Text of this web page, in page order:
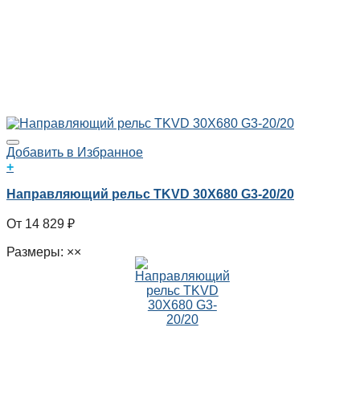
Добавить в Избранное
+
Направляющий рельс TKVD 30X680 G3-20/20
14 829 ₽
Размеры: ××